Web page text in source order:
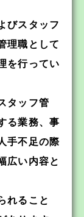
びスタッフ
理職として
を行ってい
タッフ管
る業務、事
手不足の際
広い内容と
れること